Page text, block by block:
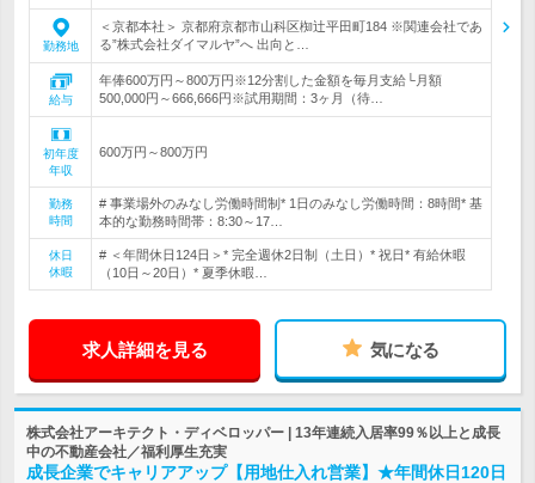
勤務地
＜京都本社＞ 京都府京都市山科区椥辻平田町184 ※関連会社であ
る”株式会社ダイマルヤ”へ 出向と…
給与
年俸600万円～800万円※12分割した金額を毎月支給└月額
500,000円～666,666円※試用期間：3ヶ月（待…
初年度
年収
600万円～800万円
勤務
時間
# 事業場外のみなし労働時間制* 1日のみなし労働時間：8時間* 基
本的な勤務時間帯：8:30～17…
休日
休暇
# ＜年間休日124日＞* 完全週休2日制（土日）* 祝日* 有給休暇
（10日～20日）* 夏季休暇…
求人詳細を見る 気になる
株式会社アーキテクト・ディベロッパー | 13年連続入居率99％以上と成長
中の不動産会社／福利厚生充実
成長企業でキャリアアップ【用地仕入れ営業】★年間休日120日